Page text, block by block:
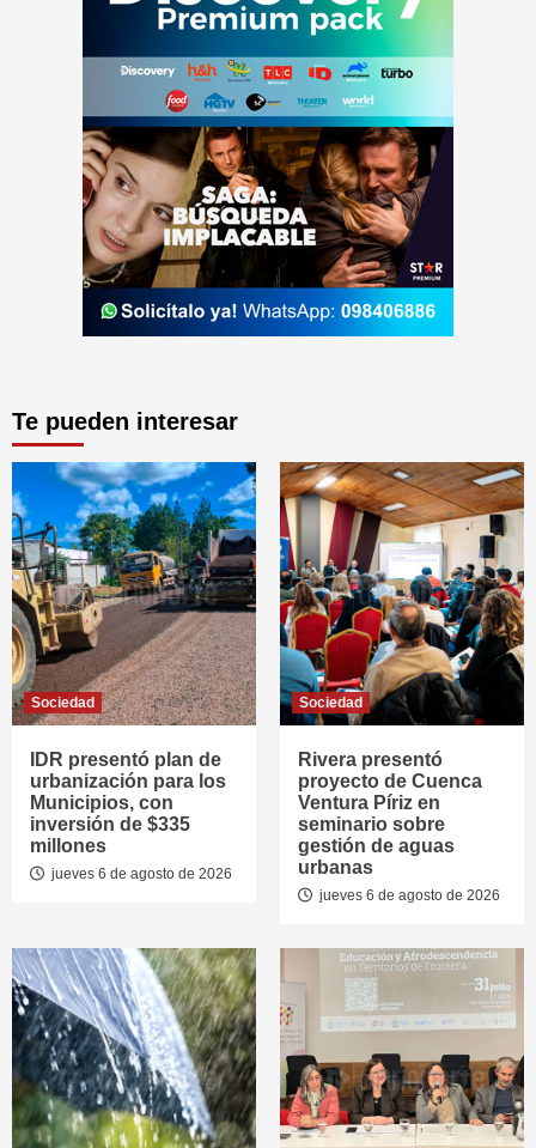
Te pueden interesar
Sociedad
IDR presentó plan de
urbanización para los
Municipios, con
inversión de $335
millones
jueves 6 de agosto de 2026
Sociedad
Rivera presentó
proyecto de Cuenca
Ventura Píriz en
seminario sobre
gestión de aguas
urbanas
jueves 6 de agosto de 2026